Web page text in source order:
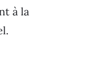
à la